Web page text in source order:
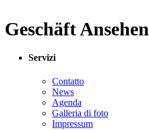
Geschäft Ansehen
Servizi
Contatto
News
Agenda
Galleria di foto
Impressum